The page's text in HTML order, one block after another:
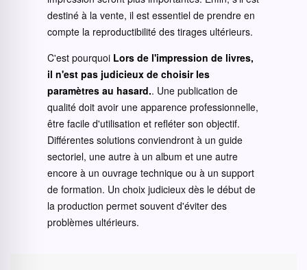
destiné à la vente, il est essentiel de prendre en
compte la reproductibilité des tirages ultérieurs.
C'est pourquoi Lors de l'impression de livres,
il n'est pas judicieux de choisir les
paramètres au hasard.. Une publication de
qualité doit avoir une apparence professionnelle,
être facile d'utilisation et refléter son objectif.
Différentes solutions conviendront à un guide
sectoriel, une autre à un album et une autre
encore à un ouvrage technique ou à un support
de formation. Un choix judicieux dès le début de
la production permet souvent d'éviter des
problèmes ultérieurs.